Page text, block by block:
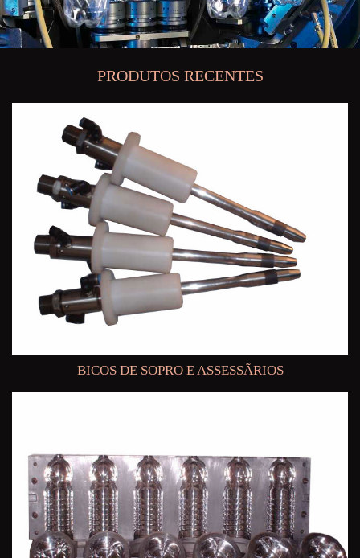
PRODUTOS RECENTES
BICOS DE SOPRO E ASSESSÃRIOS